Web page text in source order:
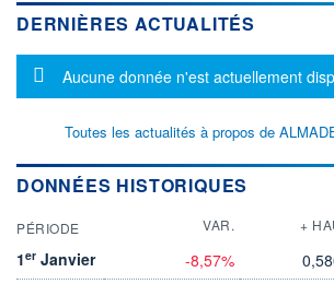
DERNIÈRES ACTUALITÉS
Message d'information
Aucune donnée n'est actuellement
Toutes les actualités à propos de
DONNÉES HISTORIQUES
PÉRIODE VAR. +
1er Janvier -8,57%